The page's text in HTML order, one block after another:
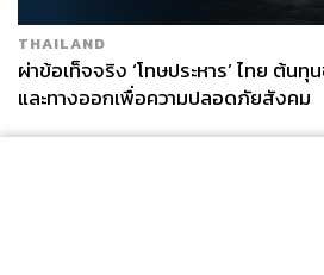
THAILAND
ผ่าข้อเท็จจริง ‘โทษประหาร’ ไทย ต้น
และทางออกเพื่อความปลอดภัยสังคม